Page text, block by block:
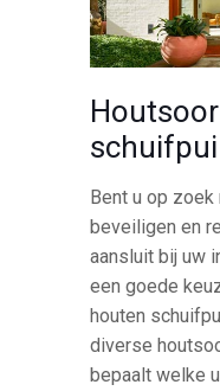
schuifpui
Bent u op zoek
beveiligen en
aansluit bij uw
een goede
houten
diverse
bepaalt welke